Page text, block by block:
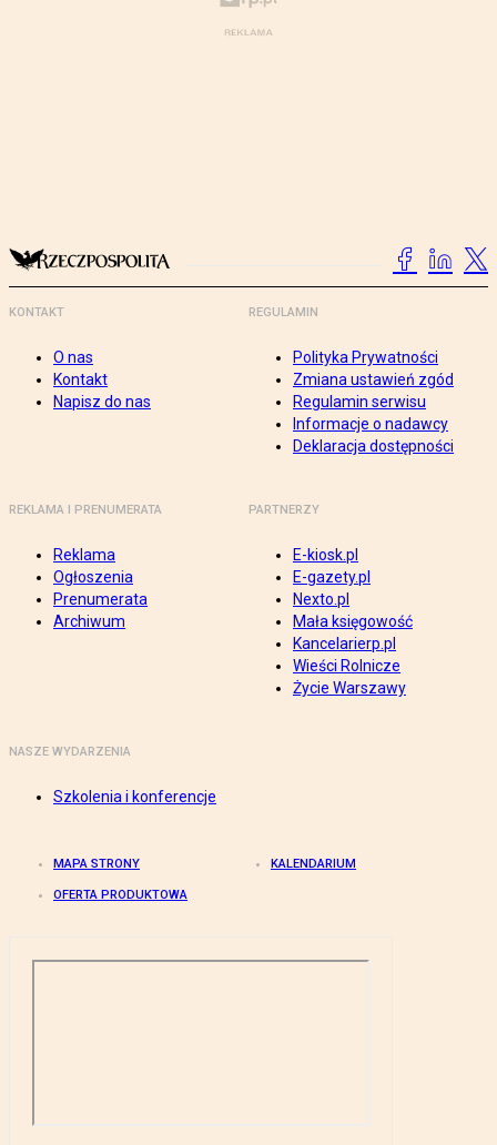
KONTAKT
O nas
Kontakt
Napisz do nas
REGULAMIN
Polityka Prywatności
Zmiana ustawień zgód
Regulamin serwisu
Informacje o nadawcy
Deklaracja dostępności
REKLAMA I PRENUMERATA
Reklama
Ogłoszenia
Prenumerata
Archiwum
PARTNERZY
E-kiosk.pl
E-gazety.pl
Nexto.pl
Mała księgowość
Kancelarierp.pl
Wieści Rolnicze
Życie Warszawy
NASZE WYDARZENIA
Szkolenia i konferencje
MAPA STRONY KALENDARIUM
OFERTA PRODUKTOWA